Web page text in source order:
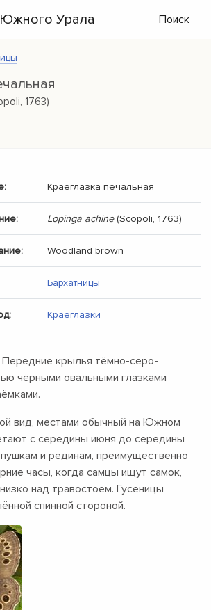
Урала Поиск
1763)
Краеглазка печальная
Lopinga achine(Scopoli, 1763)
Woodland brown
Бархатницы
Краеглазки
Передние крылья тёмно-серо-
чёрными овальными глазками
вид, местами обычный на Южном
с середины июня до середины
и рединам, преимущественно
часы, когда самцы ищут самок,
над травостоем. Гусеницы
спинной стороной.